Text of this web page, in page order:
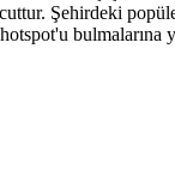
Şehirdeki
bulmalarına